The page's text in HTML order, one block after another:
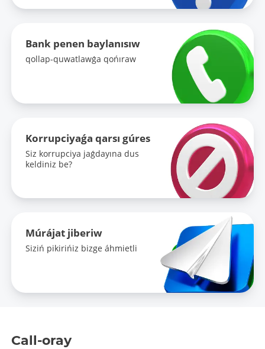
Bank penen baylanısıw
qollap-quwatlawǵa qońıraw
Korrupciyaǵa qarsı gúres
Siz korrupciya jaǵdayına dus
keldiniz be?
Múrájat jiberiw
Siziń pikirińiz bizge áhmietli
Call-oray